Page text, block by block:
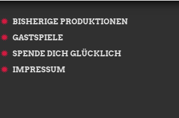
BISHERIGE PRODUKTIONEN
GASTSPIELE
SPENDE DICH GLÜCKLICH
IMPRESSUM